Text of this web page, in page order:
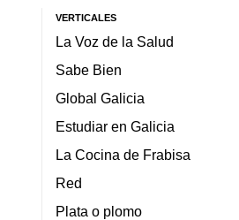
VERTICALES
La Voz de la Salud
Sabe Bien
Global Galicia
Estudiar en Galicia
La Cocina de Frabisa
Red
Plata o plomo